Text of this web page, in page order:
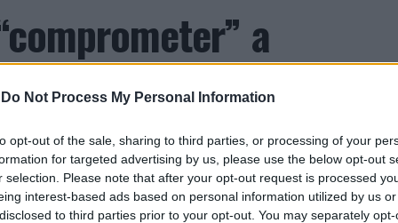
Do Not Process My Personal Information
opt-out of the sale, sharing to third parties, or processing of your
for targeted advertising by us, please use the below opt-out
selection. Please note that after your opt-out request is processed
interest-based ads based on personal information utilized by us
to third parties prior to your opt-out. You may separately
a
mudanças